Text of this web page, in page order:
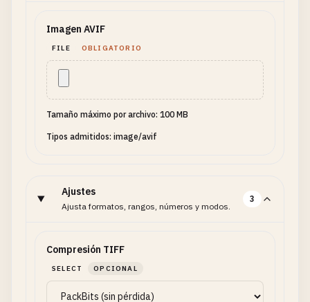
Imagen AVIF
FILE OBLIGATORIO
Tamaño máximo por archivo: 100 MB
Tipos admitidos: image/avif
Ajustes
Ajusta formatos, rangos, números y modos.
3
Compresión TIFF
SELECT OPCIONAL